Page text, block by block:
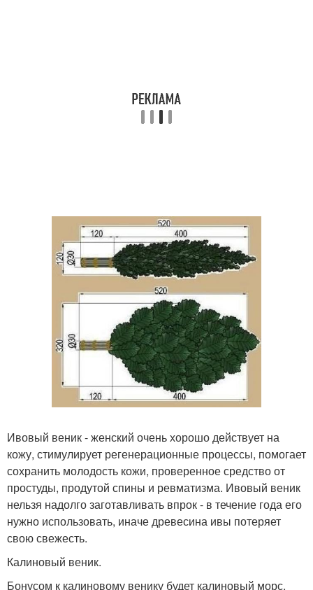
Ивовый веник - женский очень хорошо действует на
кожу, стимулирует регенерационные процессы, помогает
сохранить молодость кожи, проверенное средство от
простуды, продутой спины и ревматизма. Ивовый веник
нельзя надолго заготавливать впрок - в течение года его
нужно использовать, иначе древесина ивы потеряет
свою свежесть.
Калиновый веник.
Бонусом к калиновому венику будет калиновый морс.